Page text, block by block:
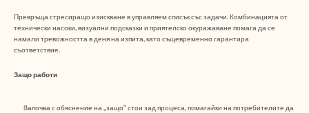
Превръща стресиращо изискване в управляем списък със задачи. Комбинацията от
технически насоки, визуални подсказки и приятелско окуражаване помага да се
намали тревожността в деня на изпита, като същевременно гарантира
съответствие.
Защо работи
Започва с обяснение на „защо“ стои зад процеса, помагайки на потребителите да